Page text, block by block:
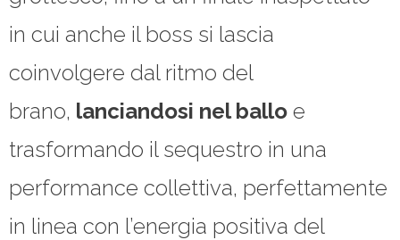
in cui anche il boss si lascia
coinvolgere dal ritmo del
brano, lanciandosi nel ballo e
trasformando il sequestro in una
performance collettiva, perfettamente
in linea con l’energia positiva del